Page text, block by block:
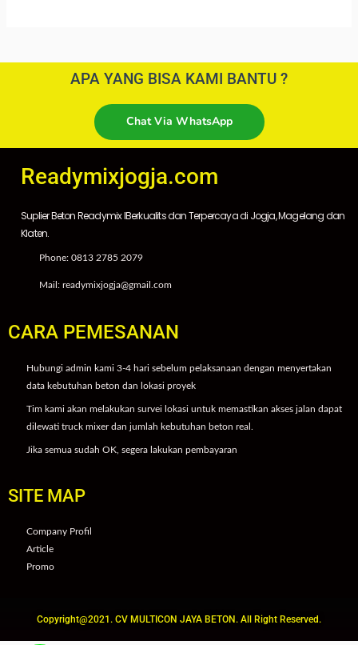
APA YANG BISA KAMI BANTU ?
Chat Via WhatsApp
Readymixjogja.com
Suplier Beton Readymix IBerkualits dan Terpercaya di Jogja, Magelang dan
Klaten.
Phone: 0813 2785 2079
Mail: readymixjogja@gmail.com
CARA PEMESANAN
Hubungi admin kami 3-4 hari sebelum pelaksanaan dengan menyertakan
data kebutuhan beton dan lokasi proyek
Tim kami akan melakukan survei lokasi untuk memastikan akses jalan dapat
dilewati truck mixer dan jumlah kebutuhan beton real.
Jika semua sudah OK, segera lakukan pembayaran
SITE MAP
Company Profil
Article
Promo
Copyright@2021. CV MULTICON JAYA BETON. All Right Reserved.